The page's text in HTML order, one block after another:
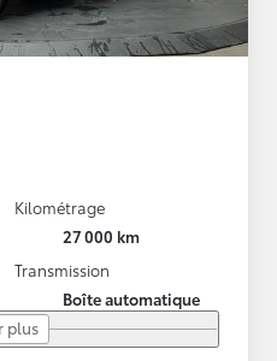
Kilométrage
27 000 km
Transmission
Boîte automatique
plus